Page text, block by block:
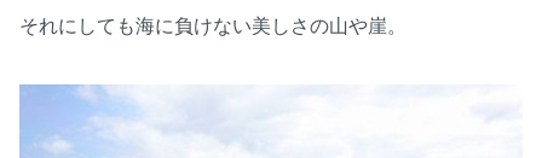
それにしても海に負けない美しさの山や崖。